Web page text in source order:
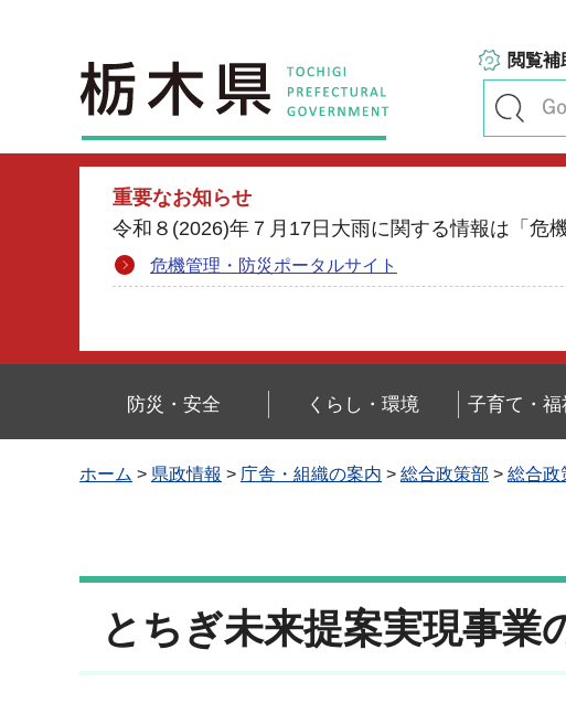
栃木県
閲覧補
重要なお知らせ
令和８(2026)年７月17日大雨に関する情報は「危
危機管理・防災ポータルサイト
防災・安全 くらし・環境 子育て・福
ホーム > 県政情報 > 庁舎・組織の案内 > 総合政策部 > 総合政
とちぎ未来提案実現事業